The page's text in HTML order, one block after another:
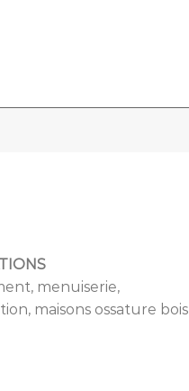
menuiserie,
maisons ossature bois